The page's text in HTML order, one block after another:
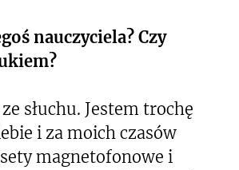
nauczyciela? Czy
słuchu. Jestem trochę
i za moich czasów
magnetofonowe i